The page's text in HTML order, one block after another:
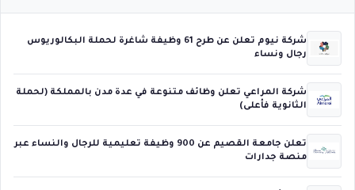
شركة نيوم تعلن عن طرح 61 وظيفة شاغرة لحملة البكالوريوس
رجال ونساء
شركة المراعي تعلن وظائف متنوعة في عدة مدن بالمملكة (لحملة
الثانوية فأعلى)
تعلن جامعة القصيم عن 900 وظيفة تعليمية للرجال والنساء عبر
منصة جدارات